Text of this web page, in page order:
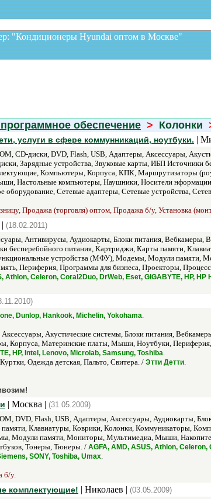
"Кондиционеры Hyundai оптом в Москве"
обеспечение > Колонки
услуги в сфере коммунникаций, ноутбуки. |
CD-диски, DVD, Flash, USB, Адаптеры, Аксессуары,
Зарядные устройства, Звуковые карты, ИБП
Компьютеры, Корпуса, КПК, Маршрутизаторы
компьютеры, Наушники, Носители
Сетевые адаптеры, Сетевые устройства,
Продажа (торговля) оптом, Продажа б/у, Установка
(18.02.2011)
Антивирусы, Аудиокарты, Блоки питания,
бесперебойного питания, Картриджи, Карты памяти,
устройства (МФУ), Модемы, Модули
Периферия, Программы для бизнеса, Проекторы,
Athlon, Celeron, Coral2Duo, DrWeb, Eset, GIGABYTE, HP,
Dunlop, Hankook, Michelin, Yokohama.
Аксессуары, Акустические системы, Блоки питания,
Корпуса, Материнские платы, Мыши, Ноутбуки,
HP, Intel, Lenovo, Microlab, Samsung, Toshiba.
Одежда детская, Пальто, Свитера. / Этти Детти.
| Москва | (31.05.2009)
DVD, Flash, USB, Адаптеры, Аксессуары, Аудиокарты,
Клавиатуры, Коврики, Колонки, Коммуникаторы,
памяти, Мониторы, Мультимедиа, Мыши,
Тонеры, Тюнеры. / AGFA, AMD, ASUS, Athlon,
SONY, Toshiba, Umax.
б/у.
комплектующие! | Николаев | (03.05.2009)